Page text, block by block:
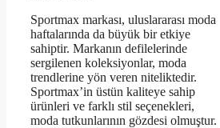
Sportmax markası, uluslararası moda
haftalarında da büyük bir etkiye
sahiptir. Markanın defilelerinde
sergilenen koleksiyonlar, moda
trendlerine yön veren niteliktedir.
Sportmax’in üstün kaliteye sahip
ürünleri ve farklı stil seçenekleri,
moda tutkunlarının gözdesi olmuştur.